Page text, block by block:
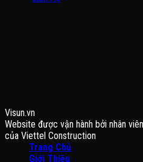
Visun.vn
Website được vận hành bởi nhân
của Viettel Construction
Trang Chủ
Giới Thiệu